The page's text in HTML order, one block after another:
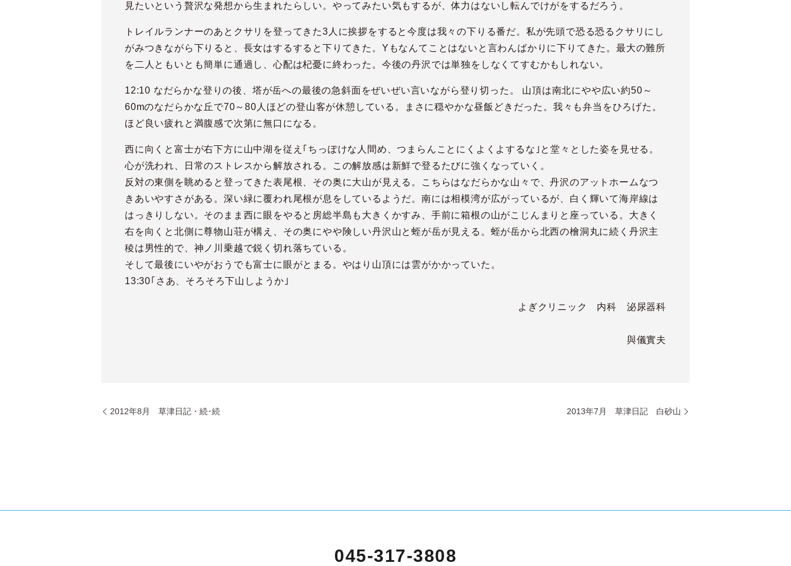
見たいという贅沢な発想から生まれたらしい。やってみたい気もするが、体力はないし転んでけがをするだろう。
トレイルランナーのあとクサリを登ってきた3人に挨拶をすると今度は我々の下りる番だ。私が先頭で恐る恐るクサリにし
がみつきながら下りると、長女はするすると下りてきた。Yもなんてことはないと言わんばかりに下りてきた。最大の難所
を二人ともいとも簡単に通過し、心配は杞憂に終わった。今後の丹沢では単独をしなくてすむかもしれない。
12:10 なだらかな登りの後、塔が岳への最後の急斜面をぜいぜい言いながら登り切った。 山頂は南北にやや広い約50～
60mのなだらかな丘で70～80人ほどの登山客が休憩している。まさに穏やかな昼飯どきだった。我々も弁当をひろげた。
ほど良い疲れと満腹感で次第に無口になる。
西に向くと富士が右下方に山中湖を従え｢ちっぽけな人間め、つまらんことにくよくよするな｣と堂々とした姿を見せる。
心が洗われ、日常のストレスから解放される。この解放感は新鮮で登るたびに強くなっていく。
反対の東側を眺めると登ってきた表尾根、その奥に大山が見える。こちらはなだらかな山々で、丹沢のアットホームなつ
きあいやすさがある。深い緑に覆われ尾根が息をしているようだ。南には相模湾が広がっているが、白く輝いて海岸線は
はっきりしない。そのまま西に眼をやると房総半島も大きくかすみ、手前に箱根の山がこじんまりと座っている。大きく
右を向くと北側に尊物山荘が構え、その奥にやや険しい丹沢山と蛭が岳が見える。蛭が岳から北西の檜洞丸に続く丹沢主
稜は男性的で、神ノ川乗越で鋭く切れ落ちている。
そして最後にいやがおうでも富士に眼がとまる。やはり山頂には雲がかかっていた。
13:30｢さあ、そろそろ下山しようか｣
よぎクリニック 内科 泌尿器科
與儀實夫
2012年8月 草津日記・続･続 2013年7月 草津日記 白砂山
045-317-3808